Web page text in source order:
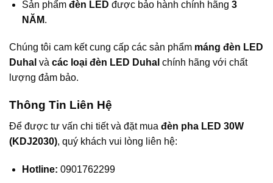
Sản phẩm đèn LED được bảo hành chính hãng 3
NĂM.
Chúng tôi cam kết cung cấp các sản phẩm máng đèn LED
Duhal và các loại đèn LED Duhal chính hãng với chất
lượng đảm bảo.
Thông Tin Liên Hệ
Để được tư vấn chi tiết và đặt mua đèn pha LED 30W
(KDJ2030), quý khách vui lòng liên hệ:
Hotline: 0901762299